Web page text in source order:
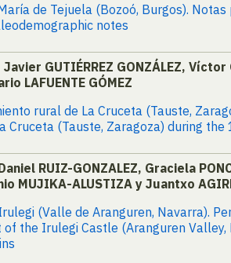
de Tejuela (Bozoó, Burgos).
notes
GUTIÉRREZ GONZÁLEZ, Víctor
LAFUENTE GÓMEZ
rural de La Cruceta (Tauste,
(Tauste, Zaragoza) during the
RUIZ-GONZALEZ, Graciela
MUJIKA-ALUSTIZA y Juantxo
(Valle de Aranguren, Navarra).
the Irulegi Castle (Aranguren